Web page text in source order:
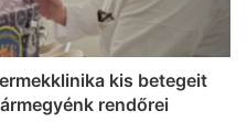
kis betegeit
rendőrei